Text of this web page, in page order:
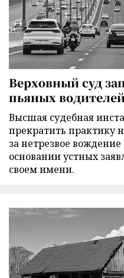
Верховный суд
пьяных
Высшая судебная
прекратить практику
за нетрезвое
основании устных
своем имени.